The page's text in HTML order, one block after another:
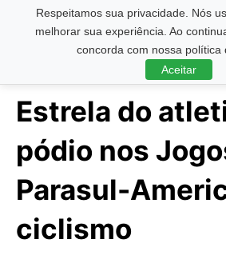
Respeitamos sua privacidade. Nós
melhorar sua experiência. Ao
concorda com nossa política
Aceitar
Pesquisar ...
Estrela do
pódio nos
Parasul-
ciclismo